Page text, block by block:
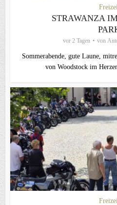
STRAWANZA
vor 2 Tagen von
Sommerabende, gute Laune,
von Woodstock im